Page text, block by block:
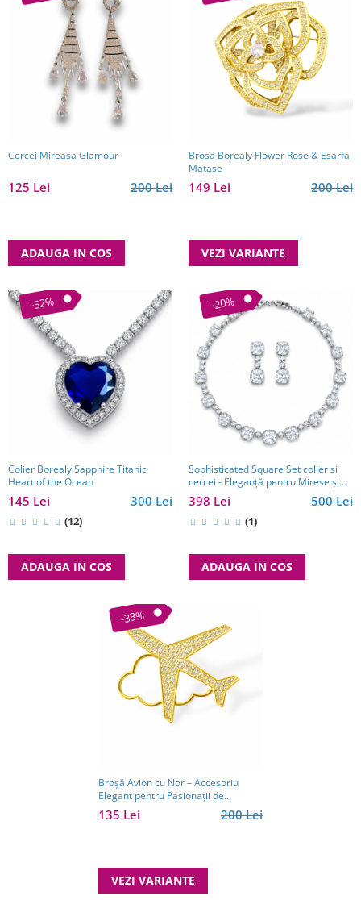
Cercei Mireasa Glamour
200 Lei
125 Lei
ADAUGA IN COS
Brosa Borealy Flower Rose & Esarfa
Matase
200 Lei
149 Lei
VEZI VARIANTE
-52%
Colier Borealy Sapphire Titanic
Heart of the Ocean
300 Lei
145 Lei
(12)
ADAUGA IN COS
-20%
Sophisticated Square Set colier si
cercei - Eleganță pentru Mirese și
Cadou Premium
500 Lei
398 Lei
(1)
ADAUGA IN COS
-33%
Broșă Avion cu Nor – Accesoriu
Elegant pentru Pasionații de
Călătorii
200 Lei
135 Lei
VEZI VARIANTE